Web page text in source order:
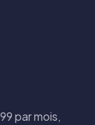
par mois,